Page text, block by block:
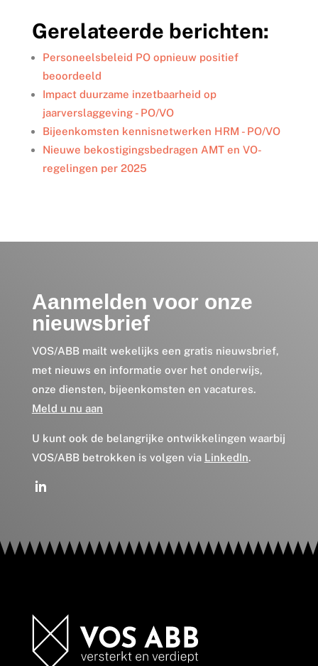
e
d
I
n
b
o
o
k
t
e
r
l
n
Gerelateerde berichten:
Personeelsbeleid PO opnieuw positief
beoordeeld
Impact duurzame inzetbaarheid op
jaarverslaggeving - PO/VO
Bijeenkomsten kennisnetwerken HRM - PO/VO
Nieuwe bekostigingsbedragen AMT en VO-
regelingen per 2025
Aanmelden voor onze
nieuwsbrief
VOS/ABB mailt wekelijks een gratis nieuwsbrief,
met nieuws en informatie over het onderwijs,
onze diensten, bijeenkomsten en vacatures.
Meld u nu aan
U kunt ook de belangrijke ontwikkelingen waarbij
VOS/ABB betrokken is volgen via LinkedIn.